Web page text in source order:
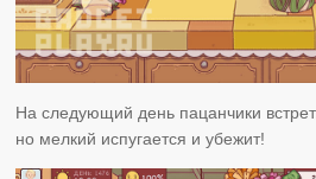
На следующий день пацанчики
но мелкий испугается и убежит!